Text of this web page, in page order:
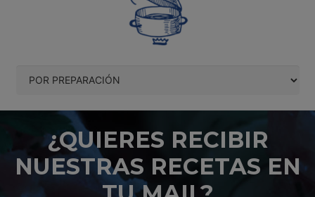
¿QUIERES RECIBIR
NUESTRAS RECETAS EN